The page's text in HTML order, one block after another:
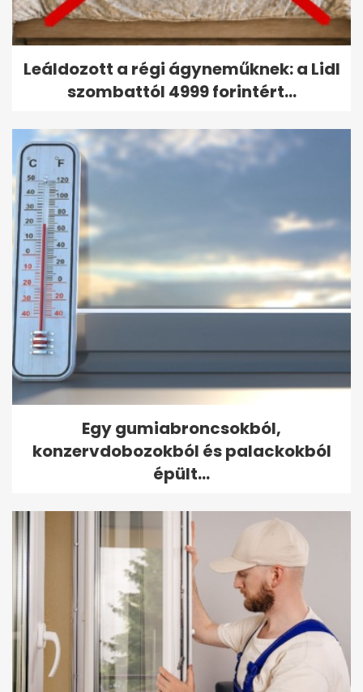
Leáldozott a régi ágyneműknek: a Lidl
szombattól 4999 forintért...
Egy gumiabroncsokból,
konzervdobozokból és palackokból
épült...